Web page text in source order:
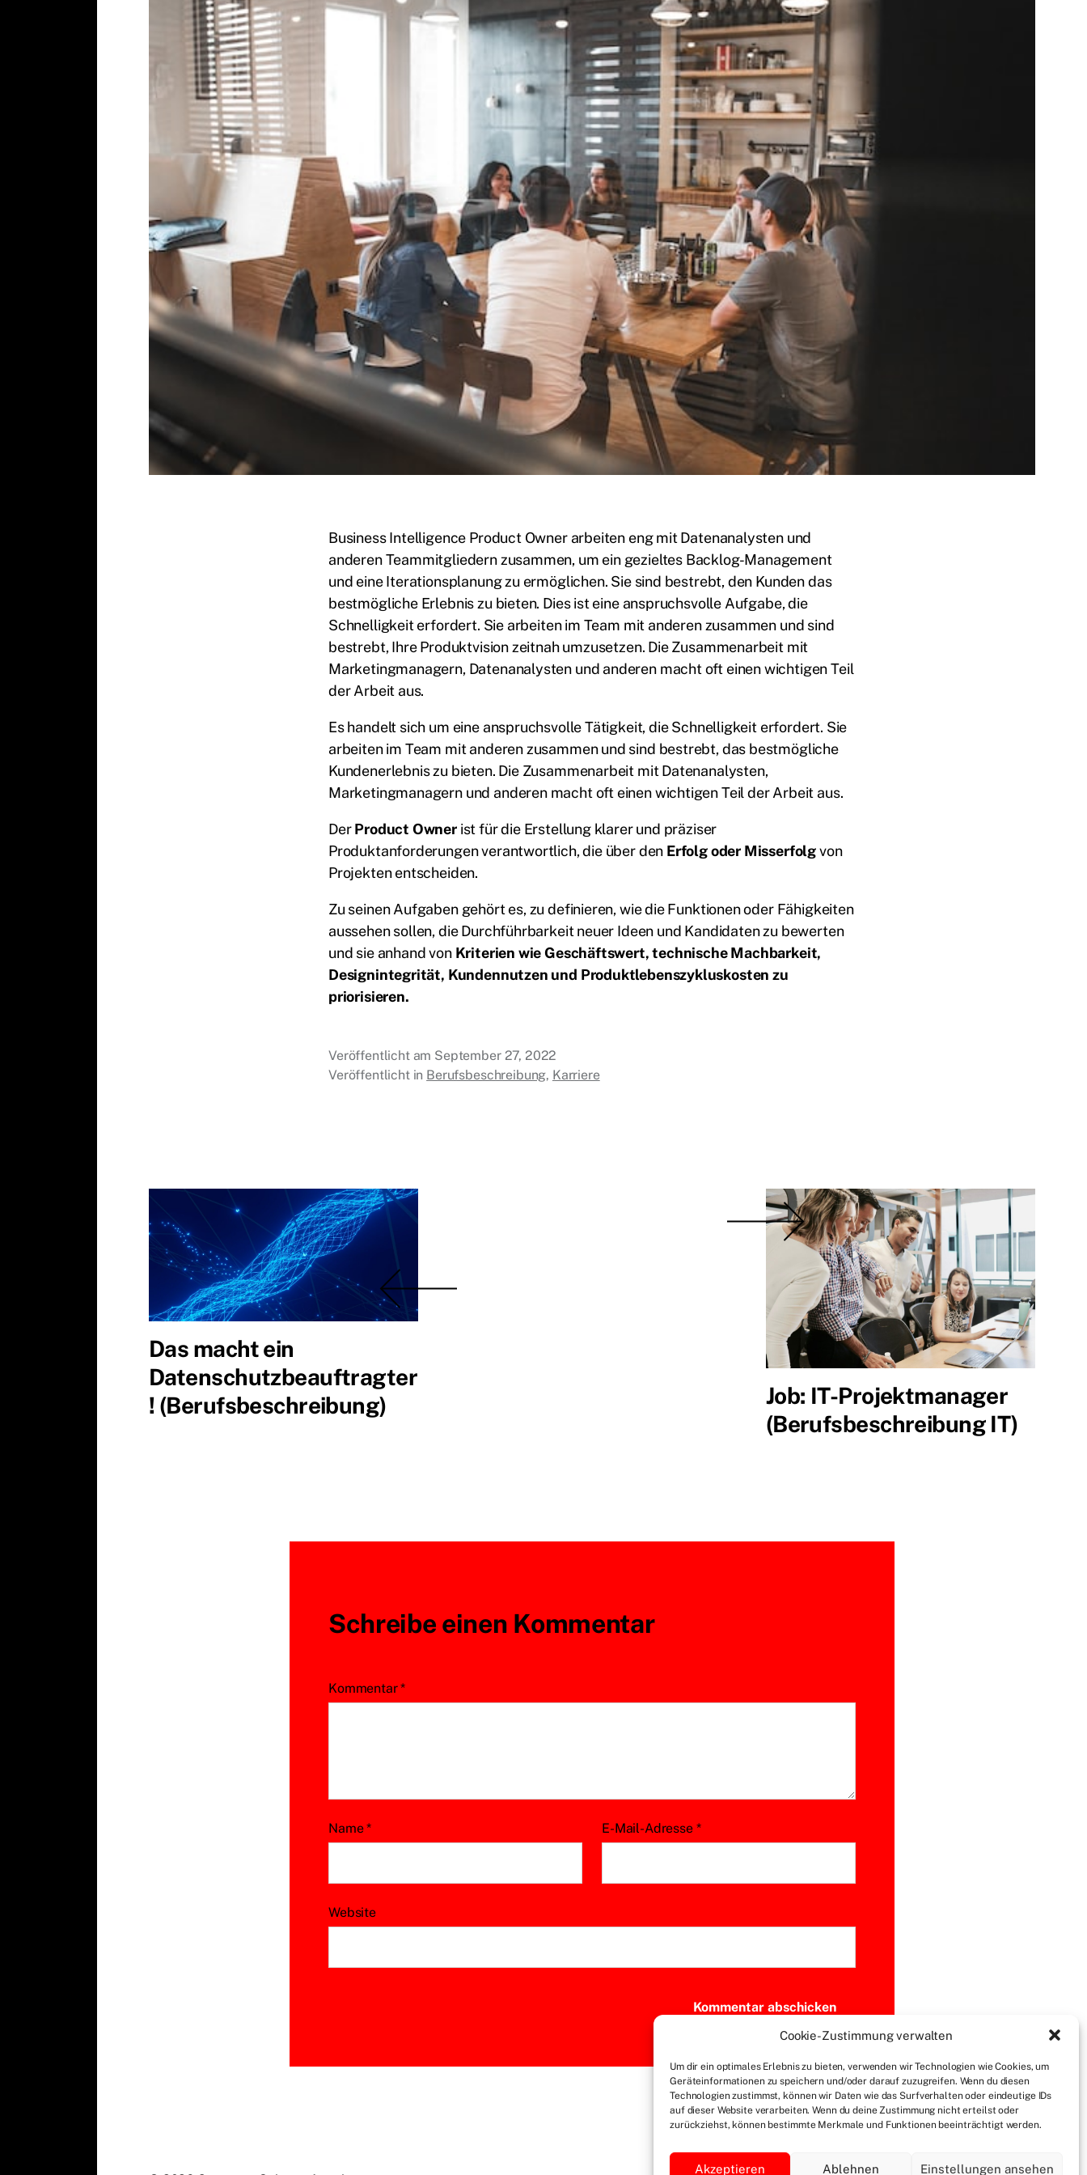
Cookie-Zustimmung verwalten
Um dir ein optimales Erlebnis zu bieten, verwenden wir Technologien wie Cookies, um
Geräteinformationen zu speichern und/oder darauf zuzugreifen. Wenn du diesen
Technologien zustimmst, können wir Daten wie das Surfverhalten oder eindeutige IDs
auf dieser Website verarbeiten. Wenn du deine Zustimmung nicht erteilst oder
zurückziehst, können bestimmte Merkmale und Funktionen beeinträchtigt werden.
Akzeptieren Ablehnen Einstellungen ansehen
Business Intelligence Product Owner arbeiten eng mit Datenanalysten und
anderen Teammitgliedern zusammen, um ein gezieltes Backlog-Management
und eine Iterationsplanung zu ermöglichen. Sie sind bestrebt, den Kunden das
bestmögliche Erlebnis zu bieten. Dies ist eine anspruchsvolle Aufgabe, die
Schnelligkeit erfordert. Sie arbeiten im Team mit anderen zusammen und sind
bestrebt, Ihre Produktvision zeitnah umzusetzen. Die Zusammenarbeit mit
Marketingmanagern, Datenanalysten und anderen macht oft einen wichtigen Teil
der Arbeit aus.
Es handelt sich um eine anspruchsvolle Tätigkeit, die Schnelligkeit erfordert. Sie
arbeiten im Team mit anderen zusammen und sind bestrebt, das bestmögliche
Kundenerlebnis zu bieten. Die Zusammenarbeit mit Datenanalysten,
Marketingmanagern und anderen macht oft einen wichtigen Teil der Arbeit aus.
DerProduct Ownerist für die Erstellung klarer und präziser
Produktanforderungen verantwortlich, die über den Erfolg oder Misserfolgvon
Projekten entscheiden.
Zu seinen Aufgaben gehört es, zu definieren, wie die Funktionen oder Fähigkeiten
aussehen sollen, die Durchführbarkeit neuer Ideen und Kandidaten zu bewerten
und sie anhand von Kriterien wie Geschäftswert, technische Machbarkeit,
Designintegrität, Kundennutzen und Produktlebenszykluskosten zu
priorisieren.
Veröffentlicht am September 27, 2022
Veröffentlicht in Berufsbeschreibung, Karriere
Das macht ein
Datenschutzbeauftragter
! (Berufsbeschreibung)
Job: IT-Projektmanager
(Berufsbeschreibung IT)
Schreibe einen Kommentar
Kommentar*
Name* E-Mail-Adresse *
Website